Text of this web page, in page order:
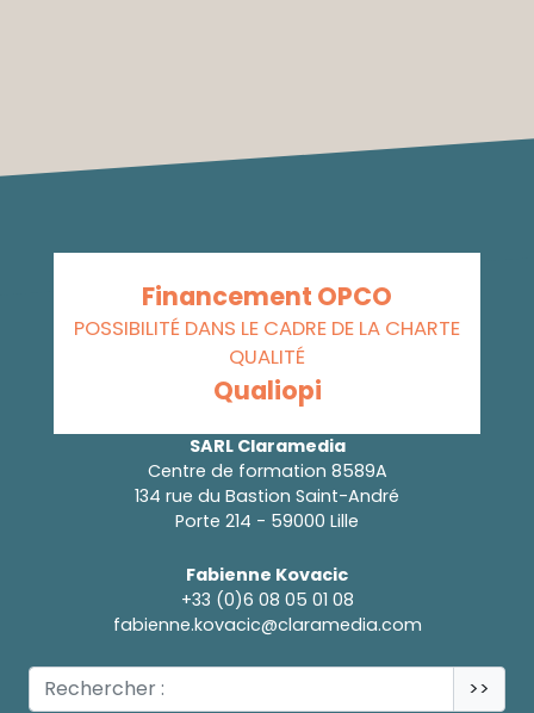
Financement OPCO
POSSIBILITÉ DANS LE CADRE DE LA CHARTE
QUALITÉ
Qualiopi
SARL Claramedia
Centre de formation 8589A
134 rue du Bastion Saint-André
Porte 214 - 59000 Lille
Fabienne Kovacic
+33 (0)6 08 05 01 08
fabienne.kovacic@claramedia.com
>>